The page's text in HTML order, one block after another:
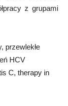
z grupami
przewlekłe
HCV
C, therapy in